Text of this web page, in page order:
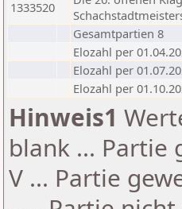
1333520
Gesamtpartien 8
Elozahl per
Elozahl per
Elozahl per
Hinweis1
blank ... Partie
V ... Partie